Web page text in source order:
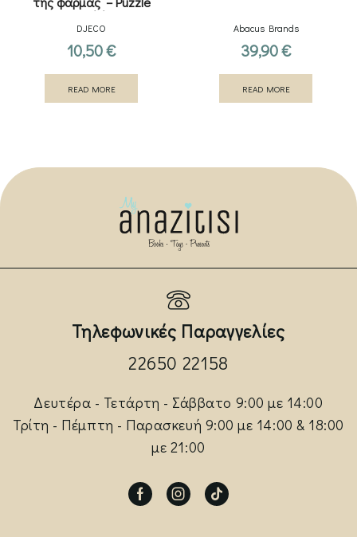
Farm’n’co
DJECO
10,50€
READ MORE
Abacus Brands
39,90€
READ MORE
Τηλεφωνικές Παραγγελίες
22650 22158
Δευτέρα - Τετάρτη - Σάββατο 9:00 με 14:00
Τρίτη - Πέμπτη - Παρασκευή 9:00 με 14:00 & 18:00
με 21:00
FacebookInstagram
Tik-